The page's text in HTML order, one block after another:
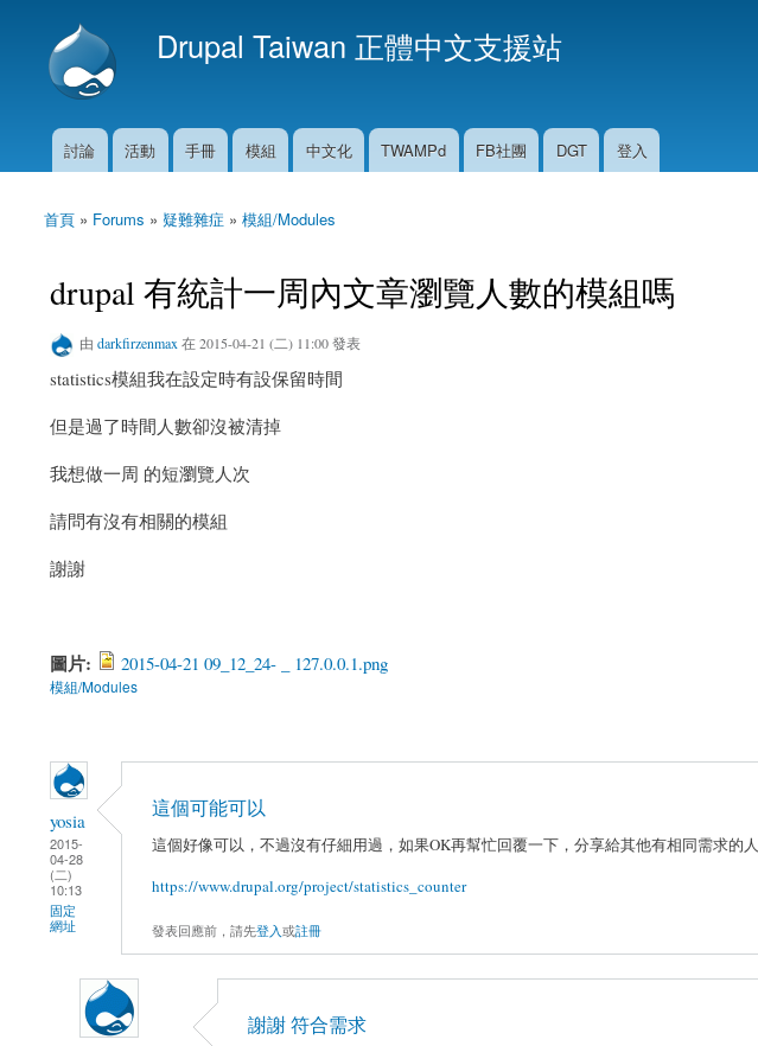
Drupal Taiwan 正體中文支援站
主選單
討論 活動 手冊 模組 中文化 TWAMPd FB社團 DGT 登入
您在這裡
首頁 » Forums » 疑難雜症 » 模組/Modules
drupal 有統計一周內文章瀏覽人數的模組嗎
由 darkfirzenmax 在 2015-04-21 (二) 11:00 發表
statistics模組我在設定時有設保留時間
但是過了時間人數卻沒被清掉
我想做一周 的短瀏覽人次
請問有沒有相關的模組
謝謝
圖片: 2015-04-21 09_12_24- _ 127.0.0.1.png
模組/Modules
yosia
2015-
04-28
(二)
10:13
固定
網址
這個可能可以
這個好像可以，不過沒有仔細用過，如果OK再幫忙回覆一下，分享給其他有相同需求的人
https://www.drupal.org/project/statistics_counter
發表回應前，請先登入或註冊
謝謝 符合需求